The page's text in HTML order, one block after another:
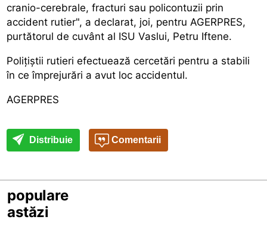
cranio-cerebrale, fracturi sau policontuzii prin
accident rutier", a declarat, joi, pentru AGERPRES,
purtătorul de cuvânt al ISU Vaslui, Petru Iftene.
Polițiștii rutieri efectuează cercetări pentru a stabili
în ce împrejurări a avut loc accidentul.
AGERPRES
Distribuie Comentarii
populare
astăzi